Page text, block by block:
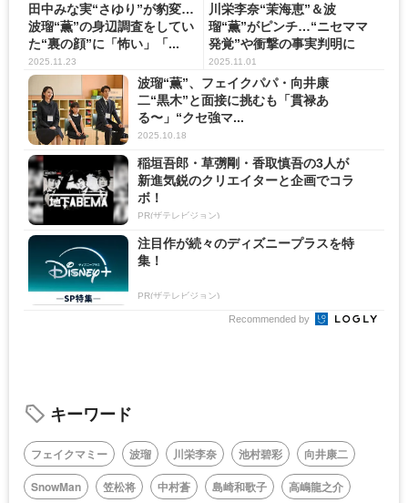
田中みな実“さゆり”が豹変…
波瑠“薫”の身辺調査をしてい
た“裏の顔”に「怖い」「...
2025.11.23
川栄李奈“茉海恵”＆波
瑠“薫”がピンチ…“ニセママ
発覚”や衝撃の事実判明に
「怒涛...
2025.11.01
波瑠“薫”、フェイクパパ・向井康
二“黒木”と面接に挑むも「貫禄あ
る〜」“クセ強マ...
2025.10.18
稲垣吾郎・草彅剛・香取慎吾の3人が
新進気鋭のクリエイターと企画でコラ
ボ！
PR(ザテレビジョン)
注目作が続々のディズニープラスを特
集！
PR(ザテレビジョン)
Recommended by
キーワード
フェイクマミー 波瑠 川栄李奈 池村碧彩
向井康二
SnowMan
笠松将 中村蒼 島崎和歌子 高嶋龍之介